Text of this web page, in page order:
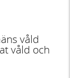
våld
våld och